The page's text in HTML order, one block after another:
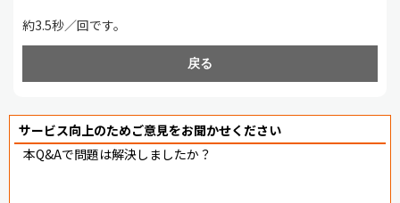
約3.5秒／回です。
戻る
サービス向上のためご意見をお聞かせください
本Q&Aで問題は解決しましたか？